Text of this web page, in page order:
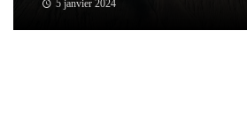
5 janvier 2024